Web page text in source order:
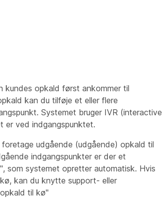
kundes opkald først ankommer til
kan du tilføje et eller flere
Systemet bruger IVR (interactive
er ved indgangspunktet.
udgående (udgående) opkald til
indgangspunkter er der et
som systemet opretter automatisk. Hvis
kan du knytte support- eller
til kø"